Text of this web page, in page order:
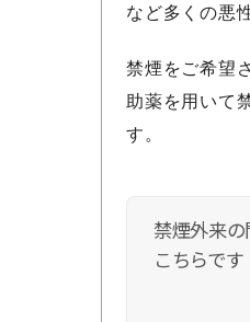
など多くの悪
禁煙をご希望
助薬を用いて
す。
禁煙外来
こちらです